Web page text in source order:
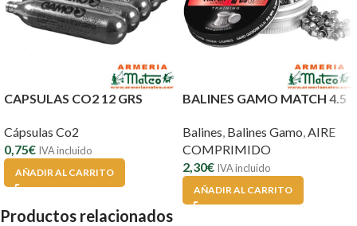
CAPSULAS CO2 12 GRS
Cápsulas Co2
0,75€ IVA incluido
AÑADIR AL CARRITO
BALINES GAMO MATCH 4.5
Balines Balines Gamo AIRE
COMPRIMIDO
2,30€ IVA incluido
AÑADIR AL CARRITO
Productos relacionados